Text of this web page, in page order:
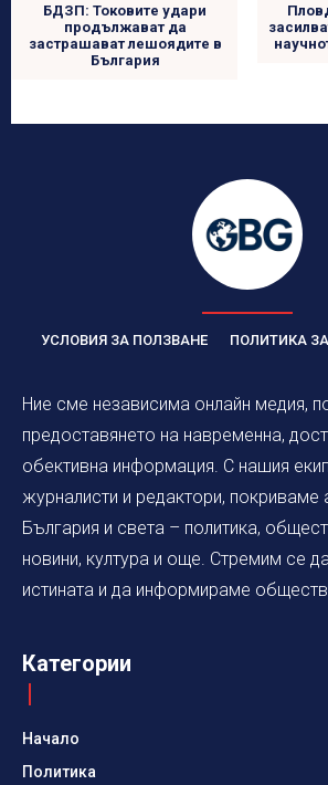
БДЗП: Токовите удари
продължават да
застрашават лешоядите в
България
УСЛОВИЯ ЗА ПОЛЗВАНЕ ПОЛИТИКА
Ние сме независима онлайн медия,
предоставянето на навременна,
обективна информация. С нашия
журналисти и редактори, покриваме
България и света – политика,
новини, култура и още. Стремим се
истината и да информираме
Категории
Начало
Политика